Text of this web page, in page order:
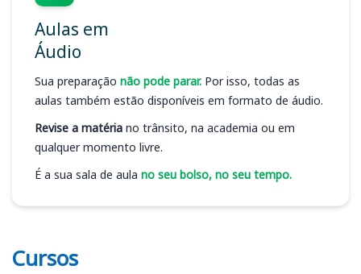
Aulas em
Áudio
Sua preparação não pode parar. Por isso, todas as
aulas também estão disponíveis em formato de áudio.
Revise a matéria no trânsito, na academia ou em
qualquer momento livre.
É a sua sala de aula no seu bolso, no seu tempo.
Cursos